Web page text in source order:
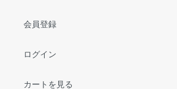
会員登録
ログイン
カートを見る